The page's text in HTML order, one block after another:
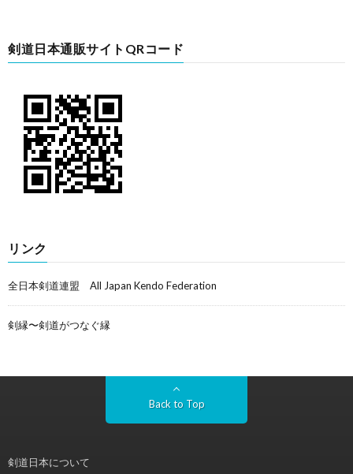
剣道日本通販サイトQRコード
リンク
全日本剣道連盟 All Japan Kendo Federation
剣縁〜剣道がつなぐ縁
Back to Top
剣道日本について